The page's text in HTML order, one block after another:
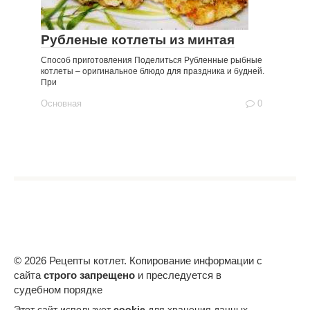
Рубленые котлеты из минтая
Способ приготовления Поделиться Рубленные рыбные
котлеты – оригинальное блюдо для праздника и будней.
При
Основная 0
© 2026 Рецепты котлет. Копирование информации с
сайта строго запрещено и преследуется в
судебном порядке